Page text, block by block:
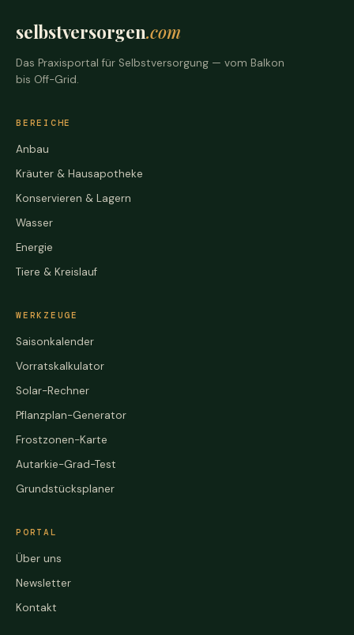
selbstversorgen.com
Das Praxisportal für Selbstversorgung — vom Balkon
bis Off-Grid.
BEREICHE
Anbau
Kräuter & Hausapotheke
Konservieren & Lagern
Wasser
Energie
Tiere & Kreislauf
WERKZEUGE
Saisonkalender
Vorratskalkulator
Solar-Rechner
Pflanzplan-Generator
Frostzonen-Karte
Autarkie-Grad-Test
Grundstücksplaner
PORTAL
Über uns
Newsletter
Kontakt